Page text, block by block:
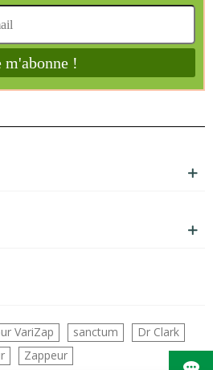
VariZap sanctum
Dr Clark
Zappeur